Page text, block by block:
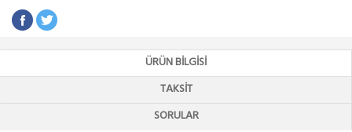
ÜRÜN BILGISI
TAKSIT
SORULAR